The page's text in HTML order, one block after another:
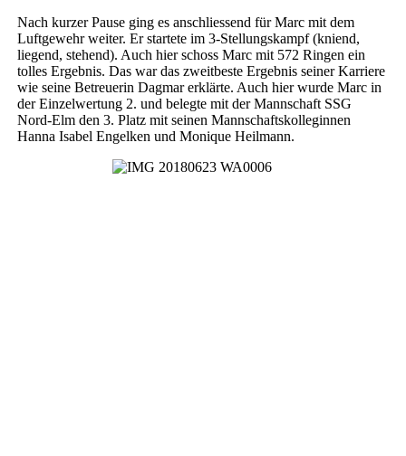
Nach kurzer Pause ging es anschliessend für Marc mit dem
Luftgewehr weiter. Er startete im 3-Stellungskampf (kniend,
liegend, stehend). Auch hier schoss Marc mit 572 Ringen ein
tolles Ergebnis. Das war das zweitbeste Ergebnis seiner Karriere
wie seine Betreuerin Dagmar erklärte. Auch hier wurde Marc in
der Einzelwertung 2. und belegte mit der Mannschaft SSG
Nord-Elm den 3. Platz mit seinen Mannschaftskolleginnen
Hanna Isabel Engelken und Monique Heilmann.